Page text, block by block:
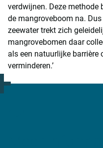
verdwijnen. Deze
de mangroveboom na.
zeewater trekt zich
mangrovebomen daar
als een natuurlijke barrière
verminderen.’